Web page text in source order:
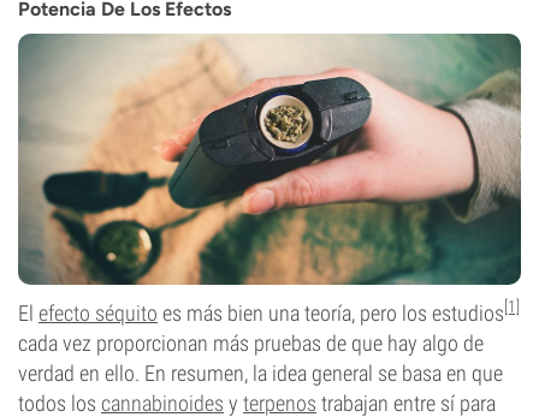
Potencia De Los Efectos
El efecto séquito es más bien una teoría, pero los estudios[1]
cada vez proporcionan más pruebas de que hay algo de
verdad en ello. En resumen, la idea general se basa en que
todos los cannabinoides y terpenos trabajan entre sí para